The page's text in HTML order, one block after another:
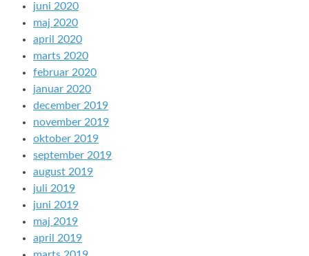
juni 2020
maj 2020
april 2020
marts 2020
februar 2020
januar 2020
december 2019
november 2019
oktober 2019
september 2019
august 2019
juli 2019
juni 2019
maj 2019
april 2019